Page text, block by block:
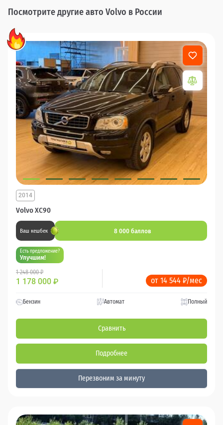
Посмотрите другие авто Volvo в России
Volvo XC90
2014
Ваш кешбек 8 000 баллов
Есть предложение?
Улучшим!
1 248 000 ₽
1 178 000 ₽ от 14 544 ₽/мес
Бензин Автомат Полный
Сравнить
Подробнее
Перезвоним за минуту